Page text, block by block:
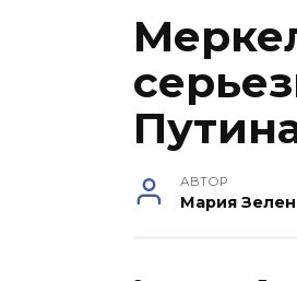
АВТОР
Мария